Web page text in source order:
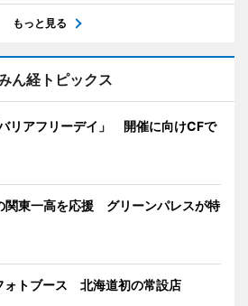
もっと見る
ん経トピックス
リアフリーデイ」 開催に向けCFで
関東一高を応援 グリーンパレスが特
ォトブース 北海道初の常設店